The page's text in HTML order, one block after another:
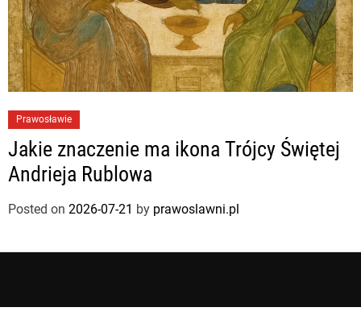
Prawosławie
Jakie znaczenie ma ikona Trójcy Świętej
Andrieja Rublowa
Posted on 2026-07-21 by prawoslawni.pl